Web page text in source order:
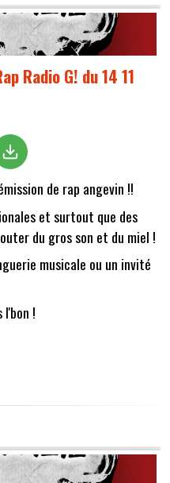
Radio G! du 14 11
de rap angevin !!
et surtout que des
du gros son et du miel !
musicale ou un invité
!